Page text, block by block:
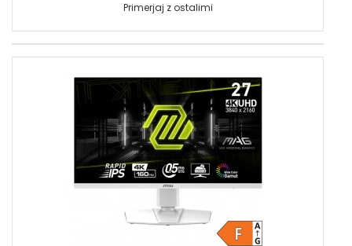
Primerjaj z ostalimi